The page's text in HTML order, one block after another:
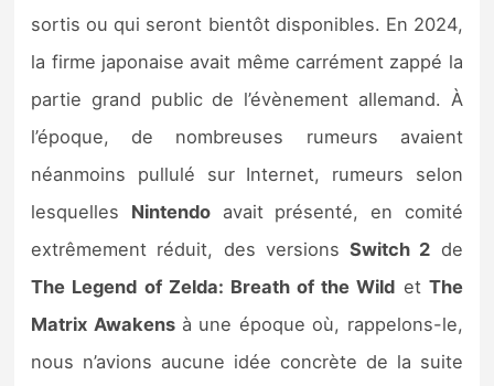
sortis ou qui seront bientôt disponibles. En 2024,
la firme japonaise avait même carrément zappé la
partie grand public de l’évènement allemand. À
l’époque, de nombreuses rumeurs avaient
néanmoins pullulé sur Internet, rumeurs selon
lesquelles Nintendoavait présenté, en comité
extrêmement réduit, des versionsSwitch 2 de
The Legend of Zelda: Breath of the Wild et The
Matrix Awakensà une époque où, rappelons-le,
nous n’avions aucune idée concrète de la suite